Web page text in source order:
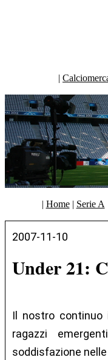
|
| Home| Serie A
2007-11-10
Under 21:
Il nostro
ragazzi
soddisfazione